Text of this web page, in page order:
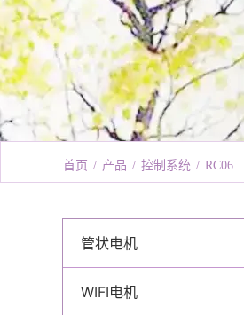
首页 / 产品 / 控制系统 / RC06
管状电机
WIFI电机